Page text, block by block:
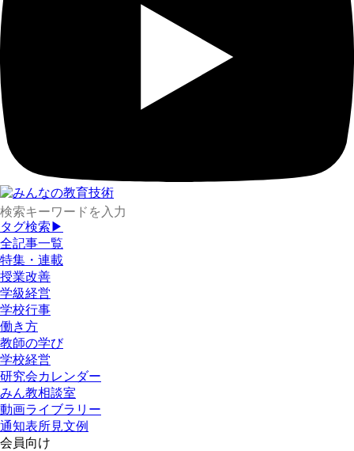
タグ検索▶
全記事一覧
特集・連載
授業改善
学級経営
学校行事
働き方
教師の学び
学校経営
研究会カレンダー
みん教相談室
動画ライブラリー
通知表所見文例
会員向け